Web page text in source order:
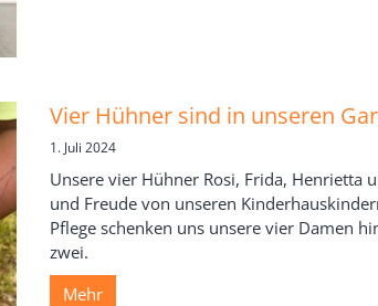
Vier Hühner sind in unseren
1. Juli 2024
Unsere vier Hühner Rosi, Frida, Henrietta
und Freude von unseren
Pflege schenken uns unsere vier Damen
zwei.
Mehr